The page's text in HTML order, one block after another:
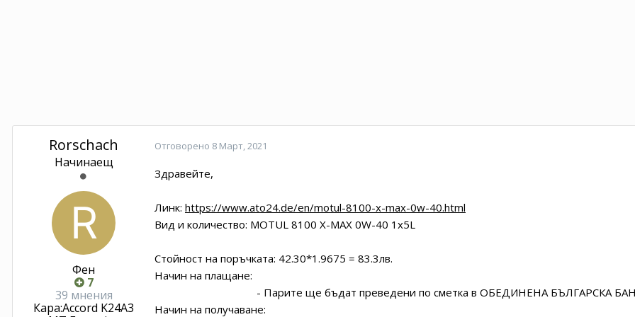
Rorschach
Начинаещ
Фен
7
39 мнения
Кара:Accord K24A3
Отговорено 8 Март, 2021
Здравейте,
Линк: https://www.ato24.de/en/motul-8100-x-max-0w-40.html
Вид и количество: MOTUL 8100 X-MAX 0W-40 1x5L
Стойност на поръчката: 42.30*1.9675 = 83.3лв.
Начин на плащане:
- Парите ще бъдат преведени по сметка в ОБЕДИНЕНА БЪЛГАРСКА
Начин на получаване: